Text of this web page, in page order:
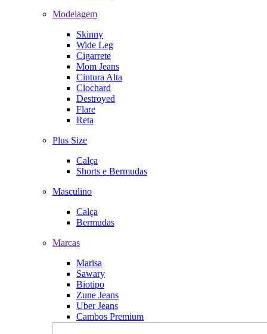
Modelagem
Skinny
Wide Leg
Cigarrete
Mom Jeans
Cintura Alta
Clochard
Destroyed
Flare
Reta
Plus Size
Calça
Shorts e Bermudas
Masculino
Calça
Bermudas
Marcas
Marisa
Sawary
Biotipo
Zune Jeans
Uber Jeans
Cambos Premium